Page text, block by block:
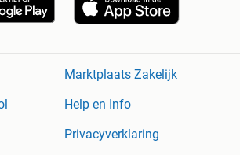
Marktplaats Zakelijk
Help en Info
Privacyverklaring